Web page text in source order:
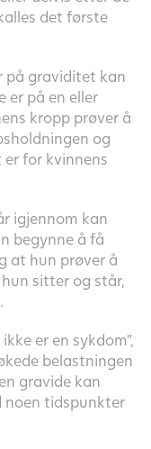
det første
på graviditet kan
er på en eller
kropp prøver å
og
for kvinnens
igjennom kan
begynne å få
at hun prøver å
sitter og står,
er en sykdom”,
belastningen
gravide kan
noen tidspunkter